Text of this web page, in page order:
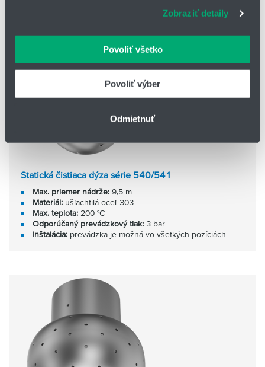
webové stránky, poskytujeme aj našim partnerom v
keď ste používali ich služby.
Zobraziť detaily
Povoliť všetko
Povoliť výber
Odmietnuť
Statická čistiaca dýza série 540/541
Max. priemer nádrže: 9,5 m
Materiál: ušľachtilá oceľ 303
Max. teplota: 200 °C
Odporúčaný prevádzkový tlak: 3 bar
Inštalácia: prevádzka je možná vo všetkých pozíciách